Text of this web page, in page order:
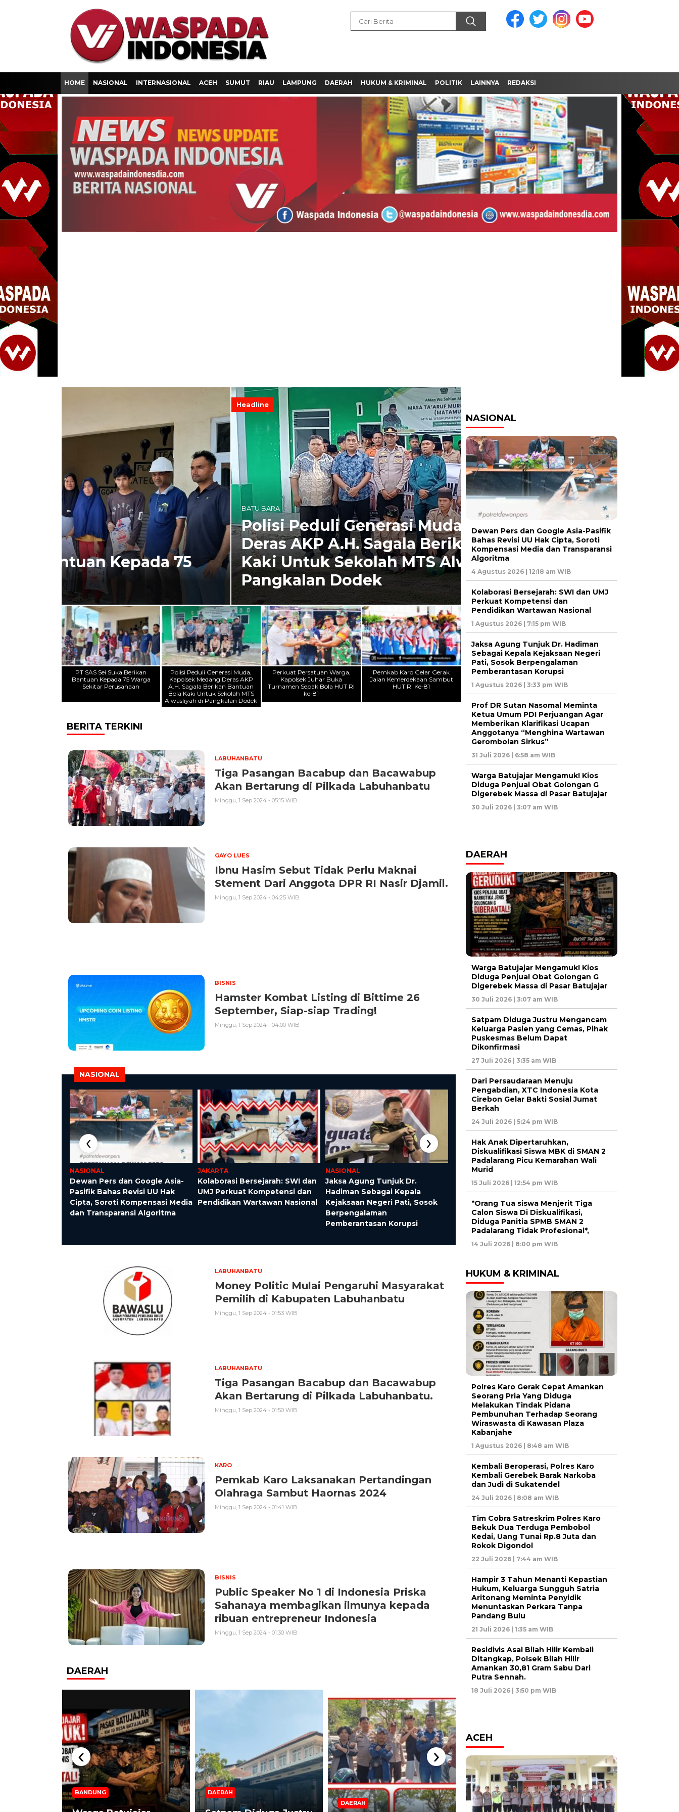
HOME NASIONAL INTERNASIONAL ACEH SUMUT RIAU LAMPUNG DAERAH HUKUM & KRIMINAL POLITIK LAINNYA REDAKSI
BATU BARA
Polisi Peduli Generasi Muda, Kapolsek Medang
Deras AKP A.H. Sagala Berikan Bantuan Bola
Kaki Untuk Sekolah MTS Alwasliyah di
Pangkalan Dodek
KARO
Perkuat Persatuan
Buka Turnamen Sepak
PT SAS Sei Suka Berikan
Bantuan Kepada 75 Warga
Sekitar Perusahaan
Polisi Peduli Generasi Muda,
Kapolsek Medang Deras AKP
A.H. Sagala Berikan Bantuan
Bola Kaki Untuk Sekolah MTS
Alwasliyah di Pangkalan Dodek
Perkuat Persatuan Warga,
Kapolsek Juhar Buka
Turnamen Sepak Bola HUT RI
ke-81
Pemkab Karo Gelar Gerak
Jalan Kemerdekaan Sambut
HUT RI Ke-81
BERITA TERKINI
LABUHANBATU
Tiga Pasangan Bacabup dan Bacawabup
Akan Bertarung di Pilkada Labuhanbatu
Minggu, 1 Sep 2024 - 05:15 WIB
GAYO LUES
Ibnu Hasim Sebut Tidak Perlu Maknai
Stement Dari Anggota DPR RI Nasir Djamil.
Minggu, 1 Sep 2024 - 04:25 WIB
BISNIS
Hamster Kombat Listing di Bittime 26
September, Siap-siap Trading!
Minggu, 1 Sep 2024 - 04:00 WIB
NASIONAL
NASIONAL
Dewan Pers dan Google Asia-
Pasifik Bahas Revisi UU Hak
Cipta, Soroti Kompensasi Media
dan Transparansi Algoritma
JAKARTA
Kolaborasi Bersejarah: SWI dan
UMJ Perkuat Kompetensi dan
Pendidikan Wartawan Nasional
NASIONAL
Jaksa Agung Tunjuk Dr.
Hadiman Sebagai Kepala
Kejaksaan Negeri Pati, Sosok
Berpengalaman
Pemberantasan Korupsi
NASIONAL
Prof DR Sutan Nasomal
Meminta Ketua Umum PDI
Perjuangan Agar Memberikan
Klarifikasi Ucapan Anggotanya
“Menghina Wartawan
Gerombolan Sirkus”
Kios Diduga Penjual
Golongan G Digerebek
Pasar Batujajar
‹ ›
LABUHANBATU
Money Politic Mulai Pengaruhi Masyarakat
Pemilih di Kabupaten Labuhanbatu
Minggu, 1 Sep 2024 - 01:53 WIB
LABUHANBATU
Tiga Pasangan Bacabup dan Bacawabup
Akan Bertarung di Pilkada Labuhanbatu.
Minggu, 1 Sep 2024 - 01:50 WIB
KARO
Pemkab Karo Laksanakan Pertandingan
Olahraga Sambut Haornas 2024
Minggu, 1 Sep 2024 - 01:41 WIB
BISNIS
Public Speaker No 1 di Indonesia Priska
Sahanaya membagikan ilmunya kepada
ribuan entrepreneur Indonesia
Minggu, 1 Sep 2024 - 01:30 WIB
DAERAH
BANDUNG DAERAH
DAERAH
BANDUNG
Hak Anak
BANDUNG BARAT
*Orang Tua
‹ ›
NASIONAL
Dewan Pers dan Google Asia-Pasifik
Bahas Revisi UU Hak Cipta, Soroti
Kompensasi Media dan Transparansi
Algoritma
4 Agustus 2026 | 12:18 am WIB
Kolaborasi Bersejarah: SWI dan UMJ
Perkuat Kompetensi dan
Pendidikan Wartawan Nasional
1 Agustus 2026 | 7:15 pm WIB
Jaksa Agung Tunjuk Dr. Hadiman
Sebagai Kepala Kejaksaan Negeri
Pati, Sosok Berpengalaman
Pemberantasan Korupsi
1 Agustus 2026 | 3:33 pm WIB
Prof DR Sutan Nasomal Meminta
Ketua Umum PDI Perjuangan Agar
Memberikan Klarifikasi Ucapan
Anggotanya “Menghina Wartawan
Gerombolan Sirkus”
31 Juli 2026 | 6:58 am WIB
Warga Batujajar Mengamuk! Kios
Diduga Penjual Obat Golongan G
Digerebek Massa di Pasar Batujajar
30 Juli 2026 | 3:07 am WIB
DAERAH
Warga Batujajar Mengamuk! Kios
Diduga Penjual Obat Golongan G
Digerebek Massa di Pasar Batujajar
30 Juli 2026 | 3:07 am WIB
Satpam Diduga Justru Mengancam
Keluarga Pasien yang Cemas, Pihak
Puskesmas Belum Dapat
Dikonfirmasi
27 Juli 2026 | 3:35 am WIB
Dari Persaudaraan Menuju
Pengabdian, XTC Indonesia Kota
Cirebon Gelar Bakti Sosial Jumat
Berkah
24 Juli 2026 | 5:24 pm WIB
Hak Anak Dipertaruhkan,
Diskualifikasi Siswa MBK di SMAN 2
Padalarang Picu Kemarahan Wali
Murid
15 Juli 2026 | 12:54 pm WIB
*Orang Tua siswa Menjerit Tiga
Calon Siswa Di Diskualifikasi,
Diduga Panitia SPMB SMAN 2
Padalarang Tidak Profesional*,
14 Juli 2026 | 8:00 pm WIB
HUKUM & KRIMINAL
Polres Karo Gerak Cepat Amankan
Seorang Pria Yang Diduga
Melakukan Tindak Pidana
Pembunuhan Terhadap Seorang
Wiraswasta di Kawasan Plaza
Kabanjahe
1 Agustus 2026 | 8:48 am WIB
Kembali Beroperasi, Polres Karo
Kembali Gerebek Barak Narkoba
dan Judi di Sukatendel
24 Juli 2026 | 8:08 am WIB
Tim Cobra Satreskrim Polres Karo
Bekuk Dua Terduga Pembobol
Kedai, Uang Tunai Rp.8 Juta dan
Rokok Digondol
22 Juli 2026 | 7:44 am WIB
Hampir 3 Tahun Menanti Kepastian
Hukum, Keluarga Sungguh Satria
Aritonang Meminta Penyidik
Menuntaskan Perkara Tanpa
Pandang Bulu
21 Juli 2026 | 1:35 am WIB
Residivis Asal Bilah Hilir Kembali
Ditangkap, Polsek Bilah Hilir
Amankan 30,81 Gram Sabu Dari
Putra Sennah.
18 Juli 2026 | 3:50 pm WIB
ACEH